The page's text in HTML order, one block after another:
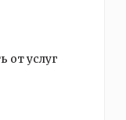
от услуг